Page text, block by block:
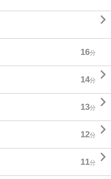

16分
14分 
13分 
12分 
11分 